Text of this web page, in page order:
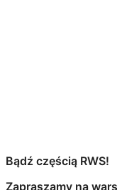
Bądź częścią RWS!
Zapraszamy na